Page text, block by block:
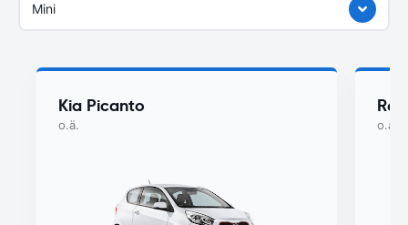
Mini
Kia Picanto
o.ä. o.ä.